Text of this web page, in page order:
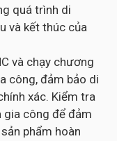
quá trình di
và kết thúc của
và chạy chương
công, đảm bảo di
xác. Kiểm tra
gia công để đảm
phẩm hoàn